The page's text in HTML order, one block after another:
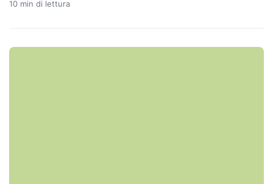
10 min di lettura